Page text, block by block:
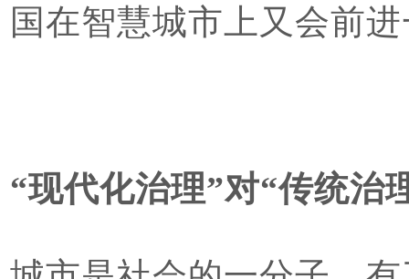
国在智慧城市上又会前
“现代化治理”对“传统治